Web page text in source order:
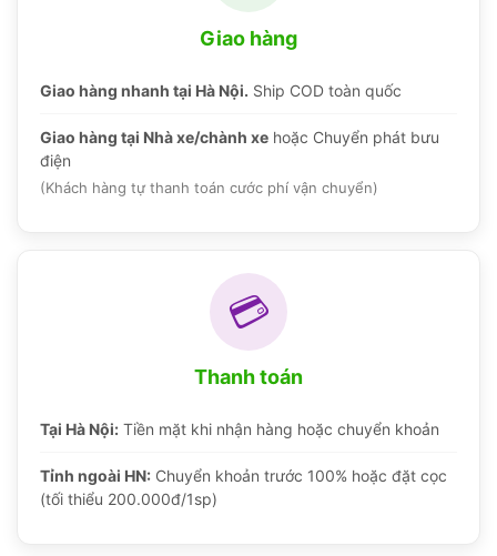
Giao hàng
Giao hàng nhanh tại Hà Nội. Ship COD toàn quốc
Giao hàng tại Nhà xe/chành xe hoặc Chuyển phát bưu
điện
(Khách hàng tự thanh toán cước phí vận chuyển)
💳
Thanh toán
Tại Hà Nội: Tiền mặt khi nhận hàng hoặc chuyển khoản
Tỉnh ngoài HN: Chuyển khoản trước 100% hoặc đặt cọc
(tối thiểu 200.000đ/1sp)